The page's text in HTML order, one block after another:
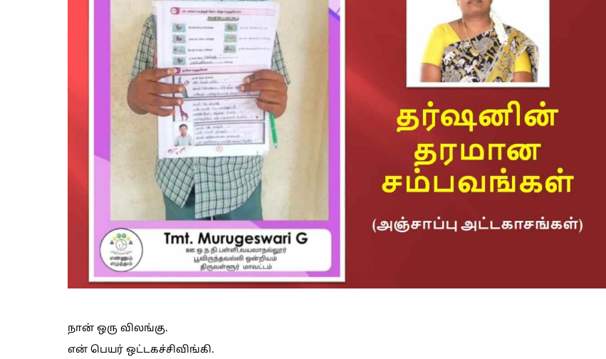
நான் ஒரு விலங்கு.
என் பெயர் ஒட்டகச்சிவிங்கி.